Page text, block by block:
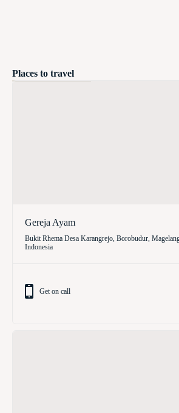
Places to travel
Gereja Ayam
Bukit Rhema Desa Karangrejo, Borobudur,
Indonesia
Get on call